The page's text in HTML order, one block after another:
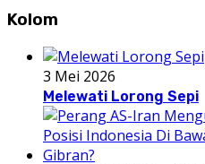
Kolom
3 Mei 2026
Melewati Lorong Sepi